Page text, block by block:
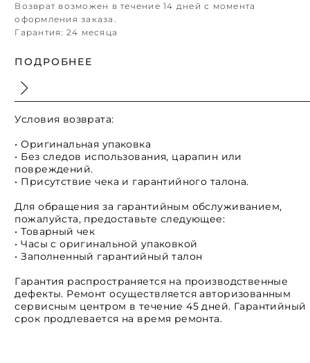
Возврат возможен в течение 14 дней с момента
оформления заказа.
Гарантия: 24 месяца
ПОДРОБНЕЕ
Условия возврата:
• Оригинальная упаковка
• Без следов использования, царапин или
повреждений.
• Присутствие чека и гарантийного талона.
Для обращения за гарантийным обслуживанием,
пожалуйста, предоставьте следующее:
• Товарный чек
• Часы с оригинальной упаковкой
• Заполненный гарантийный талон
Гарантия распространяется на производственные
дефекты. Ремонт осуществляется авторизованным
сервисным центром в течение 45 дней. Гарантийный
срок продлевается на время ремонта.